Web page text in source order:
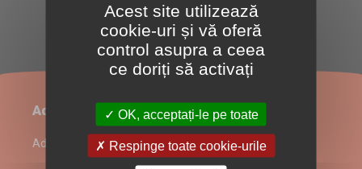
Administrare restaurant
Admin Login
Acest site utilizează
cookie-uri și vă oferă
control asupra a ceea
ce doriți să activați
OK, acceptați-le pe toate
Respinge toate cookie-urile